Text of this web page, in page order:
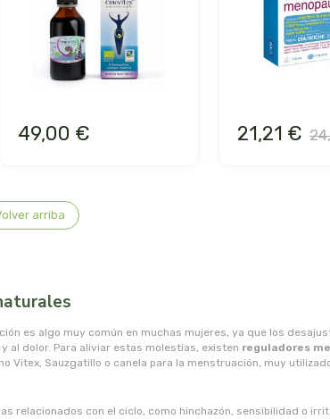
es algo muy común en muchas mujeres, ya que los
al dolor. Para aliviar estas molestias, existen reguladores
Vitex, Sauzgatillo o canela para la menstruación, muy
relacionados con el ciclo, como hinchazón, sensibilidad o
49,00 € 21,21 €
arriba